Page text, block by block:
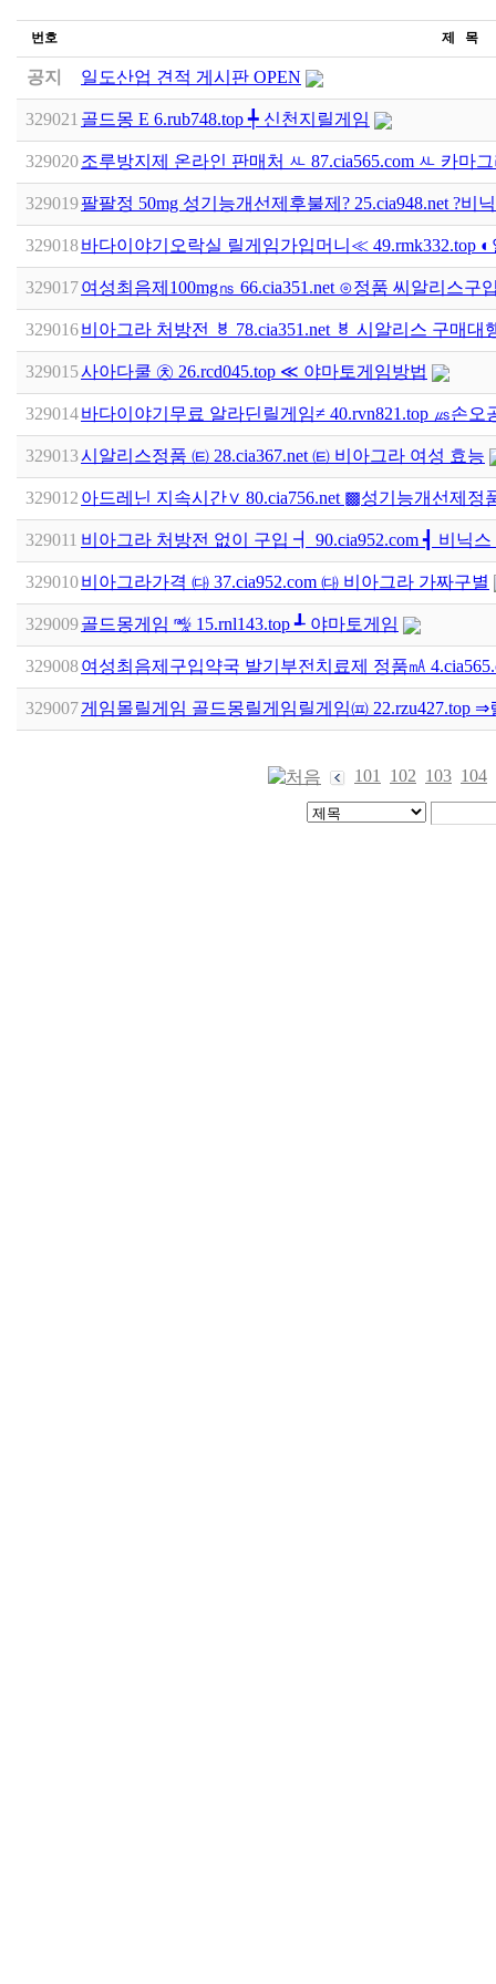
번호 제 목
공지 일도산업 견적 게시판 OPEN
329021 골드몽 E 6.rub748.top ╇ 신천지릴게임
329020조루방지제 온라인 판매처 ㅻ 87.cia565.com ㅻ 카마
329019팔팔정 50mg 성기능개선제후불제? 25.cia948.net ?비
329018바다이야기오락실 릴게임가입머니≪ 49.rmk332.top
329017여성최음제100mg㎱ 66.cia351.net ⊙정품 씨알리스구
329016비아그라 처방전 ㅸ 78.cia351.net ㅸ 시알리스 구매대
329015사아다쿨 ㉩ 26.rcd045.top ≪ 야마토게임방법
329014바다이야기무료 알라딘릴게임≠ 40.rvn821.top ㎲손
329013시알리스정품 ㈋ 28.cia367.net ㈋ 비아그라 여성 효능
329012 아드레닌 지속시간∨ 80.cia756.net ▩성기능개선제
329011 비아그라 처방전 없이 구입 ┫ 90.cia952.com ┫ 비닉
329010비아그라가격 ㈐ 37.cia952.com ㈐ 비아그라 가짜구별
329009골드몽게임 ㎯ 15.rnl143.top ┹ 야마토게임
329008여성최음제구입약국 발기부전치료제 정품㎃
329007게임몰릴게임 골드몽릴게임릴게임㈌ 22.rzu427.top
101 102 103 104